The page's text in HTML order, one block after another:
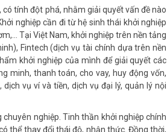
tính đột phá, nhằm giải quyết vấn đề nào
nghiệp cần đi từ hệ sinh thái khởi nghiệp
Tại Việt Nam, khởi nghiệp trên nền tảng
Fintech (dịch vụ tài chính dựa trên nền
khởi nghiệp của mình để giải quyết các
minh, thanh toán, cho vay, huy động vốn,
vụ ví và tiền, dịch vụ đại lý, quản lý nội
nghiệp. Tinh thần khởi nghiệp chính
thể thay đổi thái độ, nhận thức. Đồng thời,